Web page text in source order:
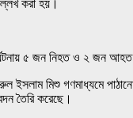
করা হয়।
৫ জন নিহত ও ২ জন
ইসলাম মিশু গণমাধ্যমে
তৈরি করেছে।